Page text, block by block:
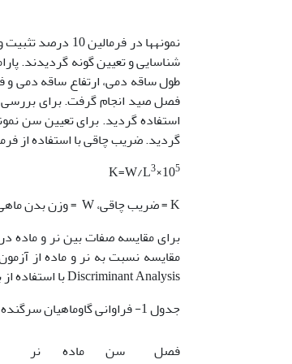
نمونه­ها در
شناسایی و تعیین گونه گردیدند.
طول ساقه دمی، ارتفاع ساقه دمی
فصل صید انجام گرفت. برای
استفاده گردید. برای تعیین سن
گردید. ضریب چاقی با استفاده از
K=W/L3×105
K = ضریب چاقی، W = وزن بدن ماهی(گرم)، L = طول کل (میلی­متر)
برای مقایسه صفات بین نر و ماده
Discriminant Analysis با استفاده از برنامه 17 SPSS انجام گرفت.
جدول 1- فراوانی گاوماهیان سرگنده نر و ماده در سنین مختلف در ایستگاه­ها در استان گلستان
فصل
سن ماده نر